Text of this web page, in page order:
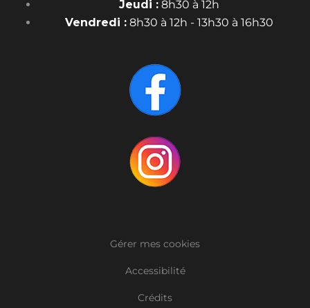
Jeudi :8h30 à 12h
Vendredi :8h30 à 12h - 13h30 à 16h30
Gérer mes cookies
Accessibilité
Crédits